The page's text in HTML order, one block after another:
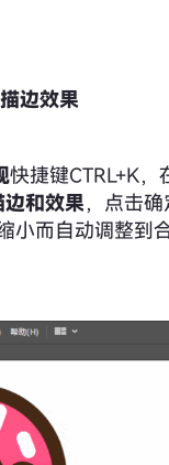
边效果
快捷键CTRL+K，
和效果，点击
小而自动调整到